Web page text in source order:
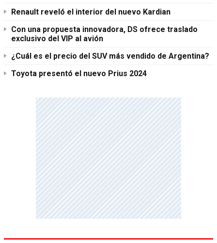
Renault reveló el interior del nuevo Kardian
Con una propuesta innovadora, DS ofrece traslado
exclusivo del VIP al avión
¿Cuál es el precio del SUV más vendido de Argentina?
Toyota presentó el nuevo Prius 2024